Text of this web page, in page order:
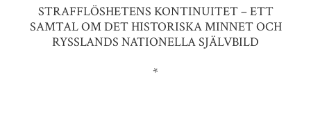
STRAFFLÖSHETENS KONTINUITET – ETT
SAMTAL OM DET HISTORISKA MINNET OCH
RYSSLANDS NATIONELLA SJÄLVBILD
*